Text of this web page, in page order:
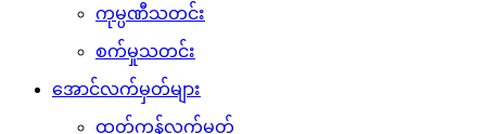
ကုမ္ပဏီသတင်း
စက်မှုသတင်း
အောင်လက်မှတ်များ
ထုတ်ကုန်လက်မှတ်